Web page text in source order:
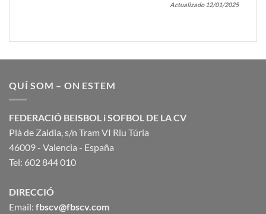
Actualizado 12/01/2025
QUÍ SOM – ON ESTEM
FEDERACIÓ BEISBOL i SOFBOL DE LA CV
Plà de Zaidia, s/n Tram VI Riu Túria
46009 - Valencia - España
Tel: 602 844 010
DIRECCIÓ
Email: fbscv@fbscv.com